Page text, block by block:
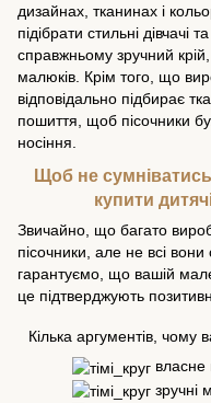
дизайнах, тканинах і
підібрати стильні дівчачі
справжньому зручний
малюків. Крім того, що
відповідально підбирає
пошиття, щоб пісочники
носіння.
Щоб не сумніватись
купити
Звичайно, що багато
пісочники, але не всі
гарантуємо, що вашій
це підтверджують
Кілька аргументів, чому
власне
зручні